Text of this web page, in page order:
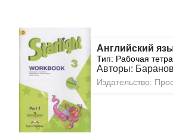
Английский
Тип: Рабочая
Авторы:
Издательство: